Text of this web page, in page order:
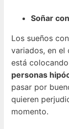
Soñar
Los sueños
variados, en
está
personas
pasar por
quieren
momento.